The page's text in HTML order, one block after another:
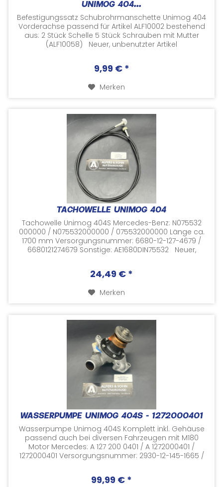
UNIMOG 404...
Befestigungssatz Schubrohrmanschette Unimog 404
Vorderachse passend für Artikel ALF10002 bestehend
aus: 2 Stück Schelle 5 Stück Schrauben mit Mutter
(ALF10058) Neuer, unbenutzter Artikel
9,99 € *
Merken
TACHOWELLE UNIMOG 404
Tachowelle Unimog 404S Mercedes-Benz: N075532
000000 / N075532000000 / 075532000000 Länge ca.
1700 mm Versorgungsnummer: 6680-12-127-4679 /
6680121274679 Sonstige: AE1680DIN75532 Neuer,
24,49 € *
Merken
WASSERPUMPE UNIMOG 404S - 1272000401
Wasserpumpe Unimog 404S Komplett inkl. Gehäuse
passend auch bei diversen Fahrzeugen mit M180
Motor Mercedes: A 127 200 0401 / A 1272000401 /
1272000401 Versorgungsnummer: 2930-12-145-1665 /
99,99 € *